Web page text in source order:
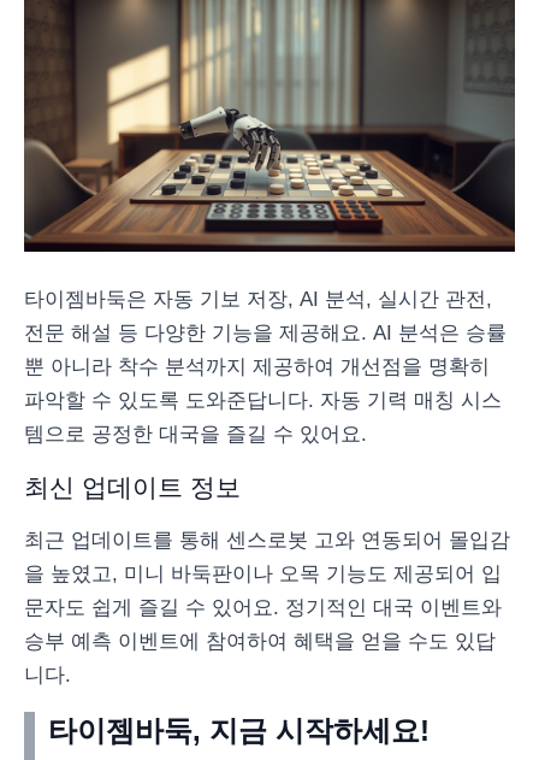
타이젬바둑은 자동 기보 저장, AI 분석, 실시간 관전,
전문 해설 등 다양한 기능을 제공해요. AI 분석은 승률
뿐 아니라 착수 분석까지 제공하여 개선점을 명확히
파악할 수 있도록 도와준답니다. 자동 기력 매칭 시스
템으로 공정한 대국을 즐길 수 있어요.
최신 업데이트 정보
최근 업데이트를 통해 센스로봇 고와 연동되어 몰입감
을 높였고, 미니 바둑판이나 오목 기능도 제공되어 입
문자도 쉽게 즐길 수 있어요. 정기적인 대국 이벤트와
승부 예측 이벤트에 참여하여 혜택을 얻을 수도 있답
니다.
타이젬바둑, 지금 시작하세요!